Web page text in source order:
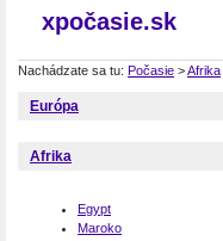
xpočasie.sk
Nachádzate sa tu: Počasie >Afrika
Európa
Afrika
Egypt
Maroko